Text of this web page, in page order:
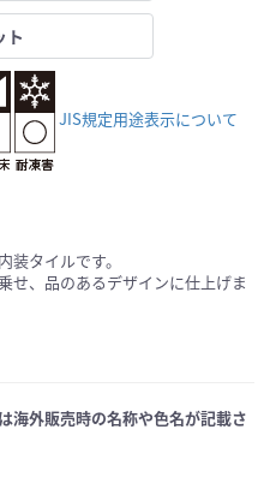
ト
JIS規定用途表示について
タイルです。
せ、品のあるデザインに仕上げま
海外販売時の名称や色名が記載さ